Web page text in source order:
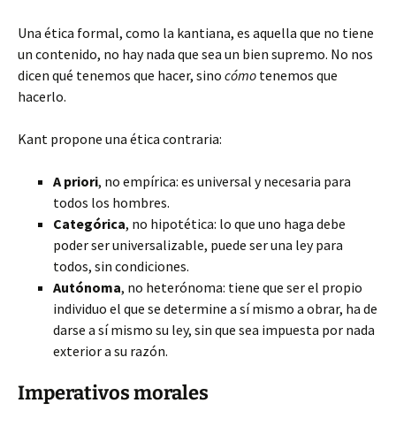
Una ética formal, como la kantiana, es aquella que no tiene
un contenido, no hay nada que sea un bien supremo. No nos
dicen qué tenemos que hacer, sino cómo tenemos que
hacerlo.
Kant propone una ética contraria:
A priori, no empírica: es universal y necesaria para
todos los hombres.
Categórica, no hipotética: lo que uno haga debe
poder ser universalizable, puede ser una ley para
todos, sin condiciones.
Autónoma, no heterónoma: tiene que ser el propio
individuo el que se determine a sí mismo a obrar, ha de
darse a sí mismo su ley, sin que sea impuesta por nada
exterior a su razón.
Imperativos morales